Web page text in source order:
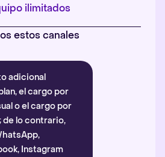
ilimitados
estos canales
adicional
el cargo por
o el cargo por
de lo contrario,
Instagram